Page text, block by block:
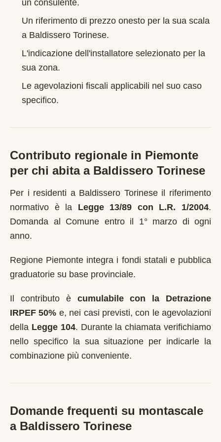
un consulente.
Un riferimento di prezzo onesto per la sua scala
a Baldissero Torinese.
L'indicazione dell'installatore selezionato per la
sua zona.
Le agevolazioni fiscali applicabili nel suo caso
specifico.
Contributo regionale in Piemonte
per chi abita a Baldissero Torinese
Per i residenti a Baldissero Torineseil riferimento
normativo è la
Legge 13/89 con L.R. 1/2004.
Domanda al Comune entro il 1° marzo di ogni
anno.
Regione Piemonte integra i fondi statali e pubblica
graduatorie su base provinciale.
Il contributo è cumulabile con la Detrazione
IRPEF 50% e, nei casi previsti, con le agevolazioni
della Legge 104. Durante la chiamata verifichiamo
nello specifico la sua situazione per indicarle la
combinazione più conveniente.
Domande frequenti su montascale
a Baldissero Torinese